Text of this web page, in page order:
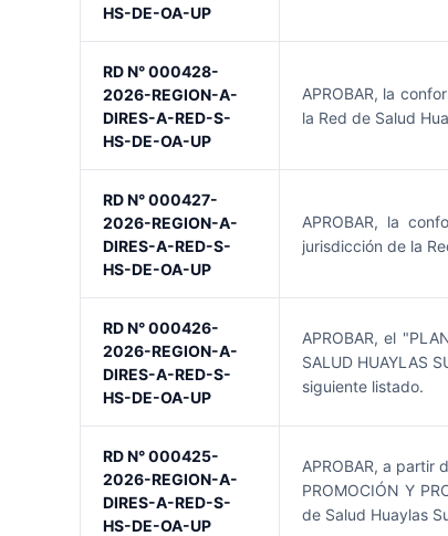
HS-DE-OA-UP
RD N° 000428-
2026-REGION-A-
DIRES-A-RED-S-
HS-DE-OA-UP
APROBAR, la
la Red de Salud
RD N° 000427-
2026-REGION-A-
DIRES-A-RED-S-
HS-DE-OA-UP
APROBAR, la
jurisdicción de la
RD N° 000426-
2026-REGION-A-
DIRES-A-RED-S-
HS-DE-OA-UP
APROBAR, el
SALUD HUAYLAS
siguiente listado.
RD N° 000425-
2026-REGION-A-
DIRES-A-RED-S-
HS-DE-OA-UP
APROBAR, a partir
PROMOCIÓN Y
de Salud Huaylas